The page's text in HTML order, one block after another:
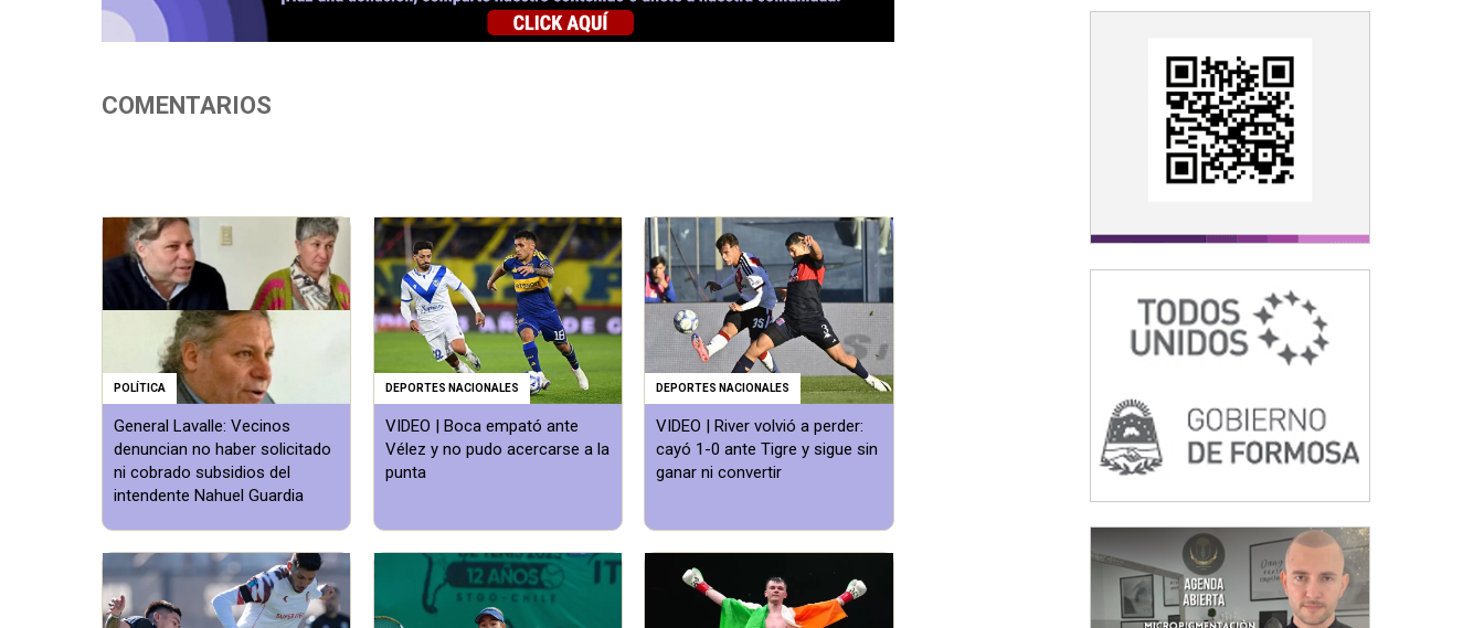
COMENTARIOS
POLÍTICA
General Lavalle: Vecinos
denuncian no haber solicitado
ni cobrado subsidios del
intendente Nahuel Guardia
DEPORTES NACIONALES
VIDEO | Boca empató ante
Vélez y no pudo acercarse a la
punta
DEPORTES NACIONALES
VIDEO | River volvió a perder:
cayó 1-0 ante Tigre y sigue sin
ganar ni convertir